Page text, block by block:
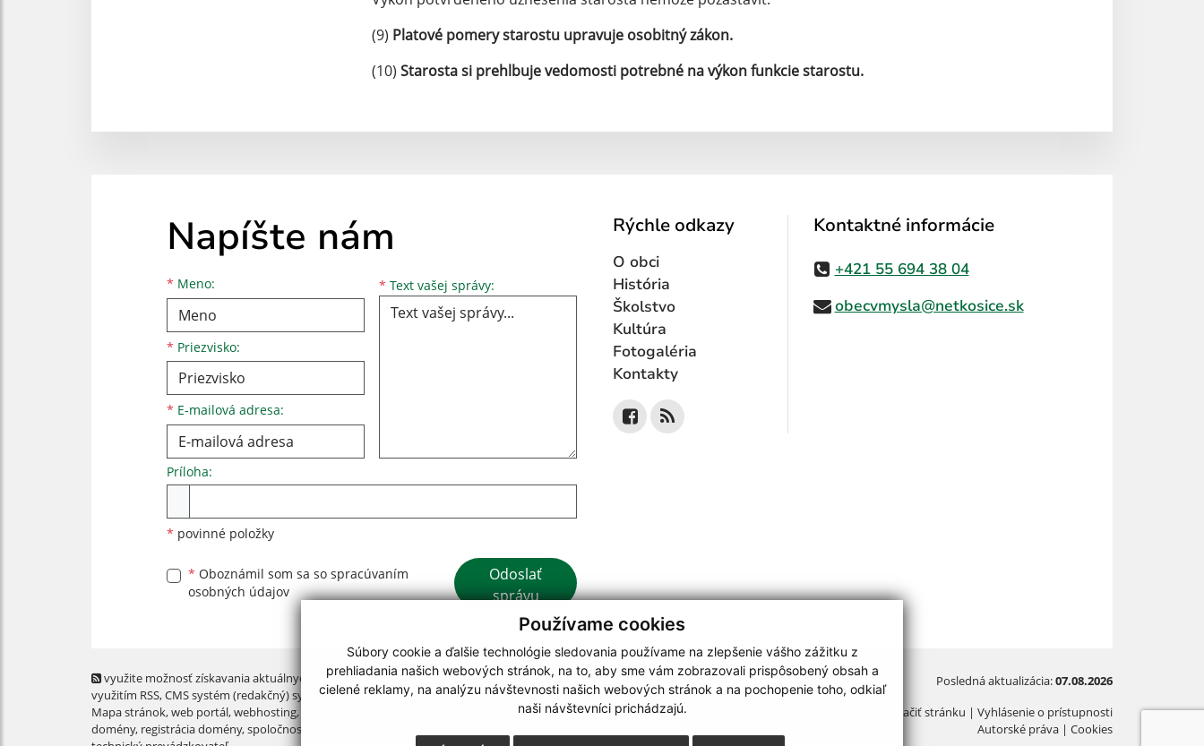
Používame cookies
Súbory cookie a ďalšie technológie sledovania používame na zlepšenie vášho zážitku z
prehliadania našich webových stránok, na to, aby sme vám zobrazovali prispôsobený obsah a
cielené reklamy, na analýzu návštevnosti našich webových stránok a na pochopenie toho, odkiaľ
naši návštevníci prichádzajú.
(9) Platové pomery starostu upravuje osobitný zákon.
(10) Starosta si prehlbuje vedomosti potrebné na výkon funkcie starostu.
Napíšte nám
* Meno:
Meno
* Priezvisko:
Priezvisko
* E-mailová adresa:
E-mailová adresa * Text vašej správy: Text vašej správy...
Príloha:
* povinné položky
* Oboznámil som sa so spracúvaním
osobných údajov
Google reCaptcha Response
Odoslať
správu
Rýchle odkazy
O obci
História
Školstvo
Kultúra
Fotogaléria
Kontakty
Kontaktné informácie
+421 55 694 38 04
obecvmysla@netkosice.sk
využite možnosť získavania aktuálnych informácií s
využitím RSS, CMS systém (redakčný) systém ECHELON 2,
Mapa stránok,web portál,webhosting,
domény, registrácia domény,spoločnosť webex.digital, s.r.o.
Posledná aktualizácia:07.08.2026
Vytlačiť stránku | Vyhlásenie o prístupnosti
Autorské práva | Cookies
webdesign|